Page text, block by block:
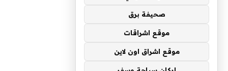
صحيفة برق
موقع اشراقات
موقع اشراق اون لاين